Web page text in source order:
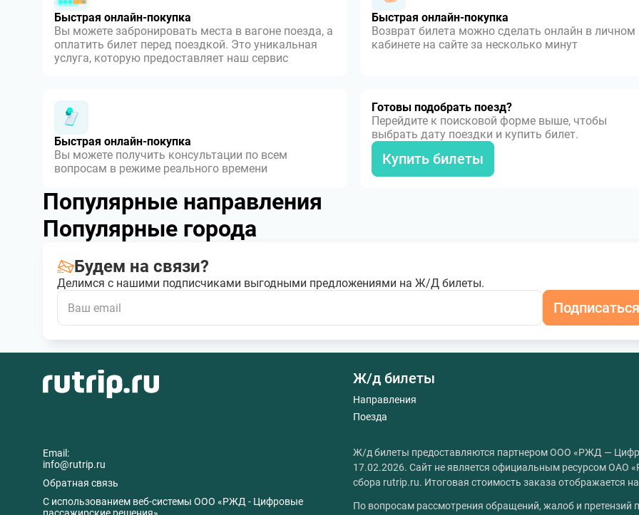
Быстрая онлайн-покупка
Вы можете забронировать места в вагоне поезда, а
оплатить билет перед поездкой. Это уникальная
услуга, которую предоставляет наш сервис
Быстрая онлайн-покупка
Возврат билета можно сделать онлайн в личном
кабинете на сайте за несколько минут
Быстрая онлайн-покупка
Вы можете получить консультации по всем
вопросам в режиме реального времени
Готовы подобрать поезд?
Перейдите к поисковой форме выше, чтобы
выбрать дату поездки и купить билет.
Купить билеты
Популярные направления
Популярные города
Будем на связи?
Делимся с нашими подписчиками выгодными предложениями на Ж/Д билеты.
Подписаться
Email:
info@rutrip.ru
Обратная связь
C использованием веб-системы ООО «РЖД - Цифровые
Ж/д билеты
Направления
Поезда
Ж/д билеты предоставляются партнером ООО «РЖД —
17.02.2026. Сайт не является официальным ресурсом ОАО
сбора rutrip.ru. Итоговая стоимость заказа отображается
По вопросам рассмотрения обращений, жалоб и